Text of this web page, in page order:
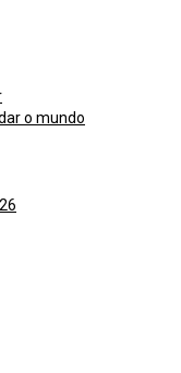
o mundo